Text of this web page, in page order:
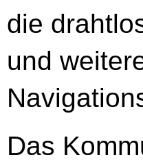
die
und
Das